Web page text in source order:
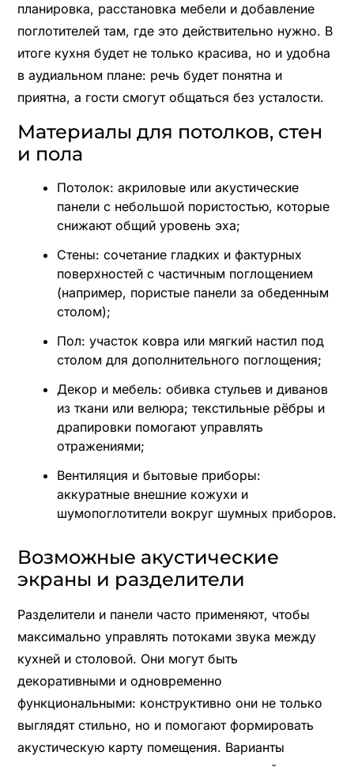
планировка, расстановка мебели и добавление
поглотителей там, где это действительно нужно. В
итоге кухня будет не только красива, но и удобна
в аудиальном плане: речь будет понятна и
приятна, а гости смогут общаться без усталости.
Материалы для потолков, стен
и пола
Потолок: акриловые или акустические
панели с небольшой пористостью, которые
снижают общий уровень эха;
Стены: сочетание гладких и фактурных
поверхностей с частичным поглощением
(например, пористые панели за обеденным
столом);
Пол: участок ковра или мягкий настил под
столом для дополнительного поглощения;
Декор и мебель: обивка стульев и диванов
из ткани или велюра; текстильные рёбры и
драпировки помогают управлять
отражениями;
Вентиляция и бытовые приборы:
аккуратные внешние кожухи и
шумопоглотители вокруг шумных приборов.
Возможные акустические
экраны и разделители
Разделители и панели часто применяют, чтобы
максимально управлять потоками звука между
кухней и столовой. Они могут быть
декоративными и одновременно
функциональными: конструктивно они не только
выглядят стильно, но и помогают формировать
акустическую карту помещения. Варианты